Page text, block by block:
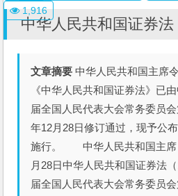
中华人民共和国证券法
文章摘要 中华人民共和国主
《中华人民共和国证券法》已
届全国人民代表大会常务委员
年12月28日修订通过，现予公
施行。 中华人民共和国主
月28日中华人民共和国证券法
届全国人民代表大会常务委员
1,916